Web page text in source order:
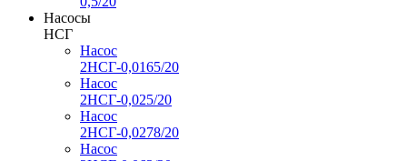
Насосы
НСГ
Насос
2НСГ-0,0165/20
Насос
2НСГ-0,025/20
Насос
2НСГ-0,0278/20
Насос